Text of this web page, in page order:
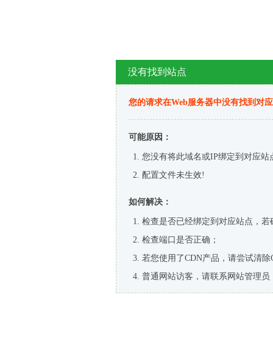
没有找到站点
您的请求在Web服务器中没有找到对
可能原因：
您没有将此域名或IP绑定到对应站
配置文件未生效!
如何解决：
检查是否已经绑定到对应站点，
检查端口是否正确；
若您使用了CDN产品，请尝试清除
普通网站访客，请联系网站管理员